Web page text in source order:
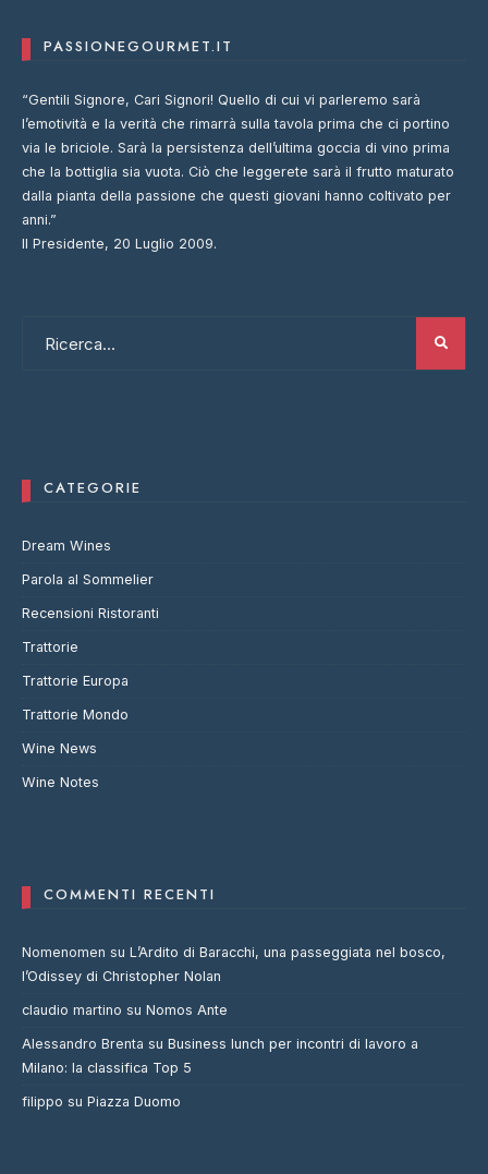
PASSIONEGOURMET.IT
“Gentili Signore, Cari Signori! Quello di cui vi parleremo sarà
l’emotività e la verità che rimarrà sulla tavola prima che ci portino
via le briciole. Sarà la persistenza dell’ultima goccia di vino prima
che la bottiglia sia vuota. Ciò che leggerete sarà il frutto maturato
dalla pianta della passione che questi giovani hanno coltivato per
anni.”
Il Presidente, 20 Luglio 2009.
CATEGORIE
Dream Wines
Parola al Sommelier
Recensioni Ristoranti
Trattorie
Trattorie Europa
Trattorie Mondo
Wine News
Wine Notes
COMMENTI RECENTI
Nomenomen su L’Ardito di Baracchi, una passeggiata nel bosco,
l’Odissey di Christopher Nolan
claudio martino su Nomos Ante
Alessandro Brenta su Business lunch per incontri di lavoro a
Milano: la classifica Top 5
filippo su Piazza Duomo